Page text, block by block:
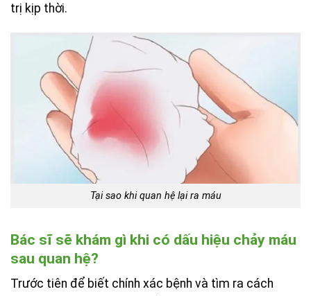
trị kịp thời.
Tại sao khi quan hệ lại ra máu
Bác sĩ sẽ khám gì khi có dấu hiệu chảy máu
sau quan hệ?
Trước tiên để biết chính xác bệnh và tìm ra cách